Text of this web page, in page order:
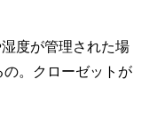
度が管理された場
。クローゼットが